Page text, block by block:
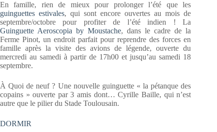
En famille, rien de mieux pour prolonger l’été que les
guinguettes estivales, qui sont encore ouvertes au mois de
septembre/octobre pour profiter de l’été indien ! La
Guinguette Aeroscopia by Moustache, dans le cadre de la
Ferme Pinot, un endroit parfait pour reprendre des forces en
famille après la visite des avions de légende, ouverte du
mercredi au samedi à partir de 17h00 et jusqu’au samedi 18
septembre.
À Quoi de neuf ? Une nouvelle guinguette « la pétanque des
copains » ouverte par 3 amis dont… Cyrille Baille, qui n’est
autre que le pilier du Stade Toulousain.
DORMIR